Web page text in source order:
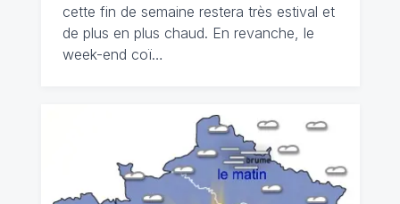
cette fin de semaine restera très estival et
de plus en plus chaud. En revanche, le
week-end coï…